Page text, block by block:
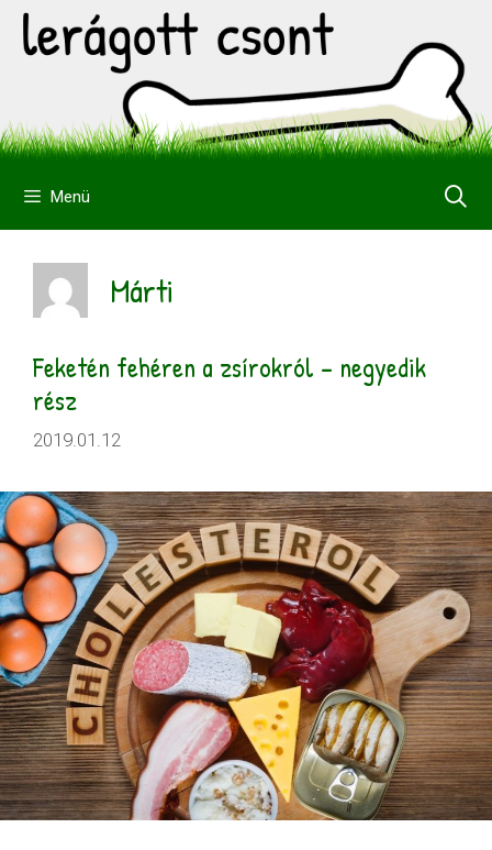
Kilépés
Menü
Márti
Feketén fehéren a zsírokról – negyedik
rész
2019.01.12